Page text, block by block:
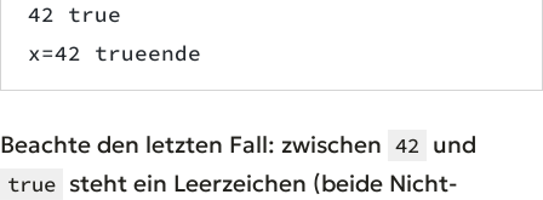
42 true
x=42 trueende
Beachte den letzten Fall: zwischen 42 und
true steht ein Leerzeichen (beide Nicht-